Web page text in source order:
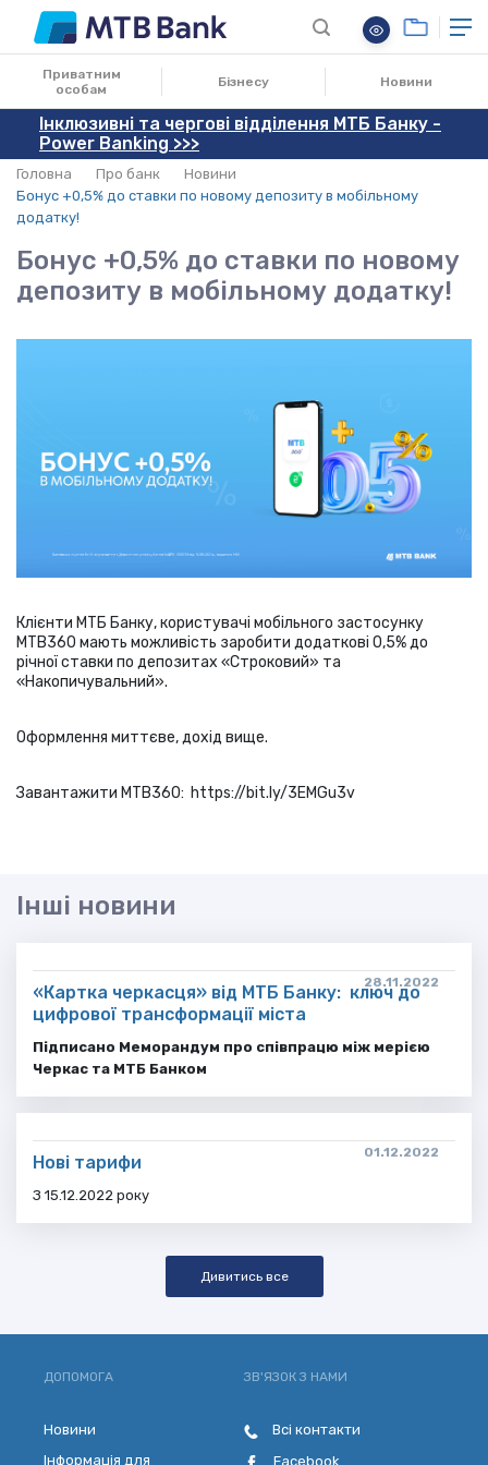
Приватним
особам
Бізнесу Новини
Інклюзивні та чергові відділення МТБ Банку -
Power Banking >>>
Головна Про банк
Новини
Бонус +0,5% до ставки по новому депозиту в мобільному
додатку!
Бонус +0,5% до ставки по новому
депозиту в мобільному додатку!
30.11.2022
Клієнти МТБ Банку, користувачі мобільного застосунку
МТВ360 мають можливість заробити додаткові 0,5% до
річної ставки по депозитах «Строковий» та
«Накопичувальний».
Оформлення миттєве, дохід вище.
Завантажити МТВ360: https://bit.ly/3EMGu3v
Інші новини
28.11.2022
«Картка черкасця» від МТБ Банку: ключ до
цифрової трансформації міста
Підписано Меморандум про співпрацю між мерією
Черкас та МТБ Банком
01.12.2022
Нові тарифи
З 15.12.2022 року
Дивитись все
ДОПОМОГА
Новини
Інформація для
ЗВ'ЯЗОК З НАМИ
Всі контакти
Facebook